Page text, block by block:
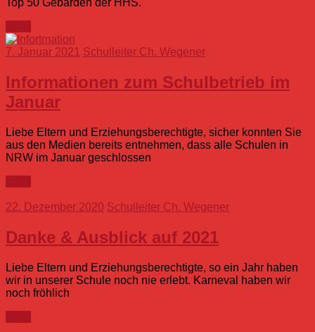
7. Januar 2021 Schulleiter Ch. Wegener
Informationen zum Schulbetrieb im
Januar
Liebe Eltern und Erziehungsberechtigte, sicher konnten Sie
aus den Medien bereits entnehmen, dass alle Schulen in
NRW im Januar geschlossen
22. Dezember 2020 Schulleiter Ch. Wegener
Danke & Ausblick auf 2021
Liebe Eltern und Erziehungsberechtigte, so ein Jahr haben
wir in unserer Schule noch nie erlebt. Karneval haben wir
noch fröhlich